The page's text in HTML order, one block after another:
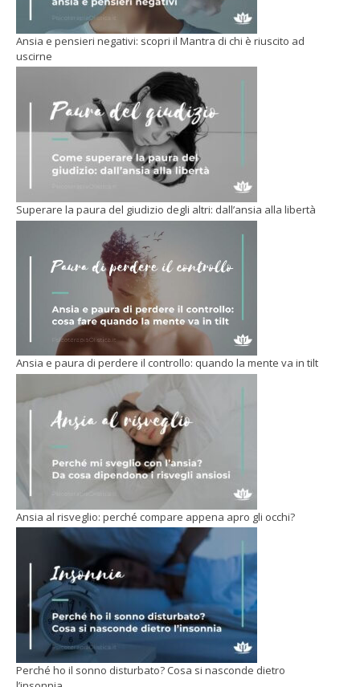
Ansia e pensieri negativi: scopri il Mantra di chi è riuscito ad
uscirne
Superare la paura del giudizio degli altri: dall’ansia alla libertà
Ansia e paura di perdere il controllo: quando la mente va in tilt
Ansia al risveglio: perché compare appena apro gli occhi?
Perché ho il sonno disturbato? Cosa si nasconde dietro